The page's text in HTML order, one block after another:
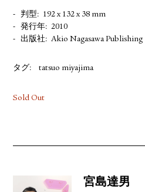
Sold Out
判型
192 x 132 x 38 mm
発行年
2010
出版社
Akio Nagasawa Publishing
タグ: tatsuo miyajima
宮島達男